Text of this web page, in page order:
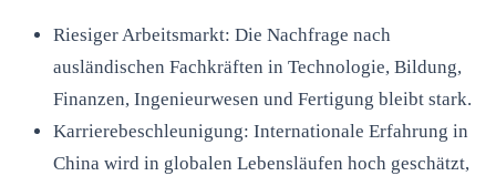
Riesiger Arbeitsmarkt: Die Nachfrage nach
ausländischen Fachkräften in Technologie, Bildung,
Finanzen, Ingenieurwesen und Fertigung bleibt stark.
Karrierebeschleunigung: Internationale Erfahrung in
China wird in globalen Lebensläufen hoch geschätzt,